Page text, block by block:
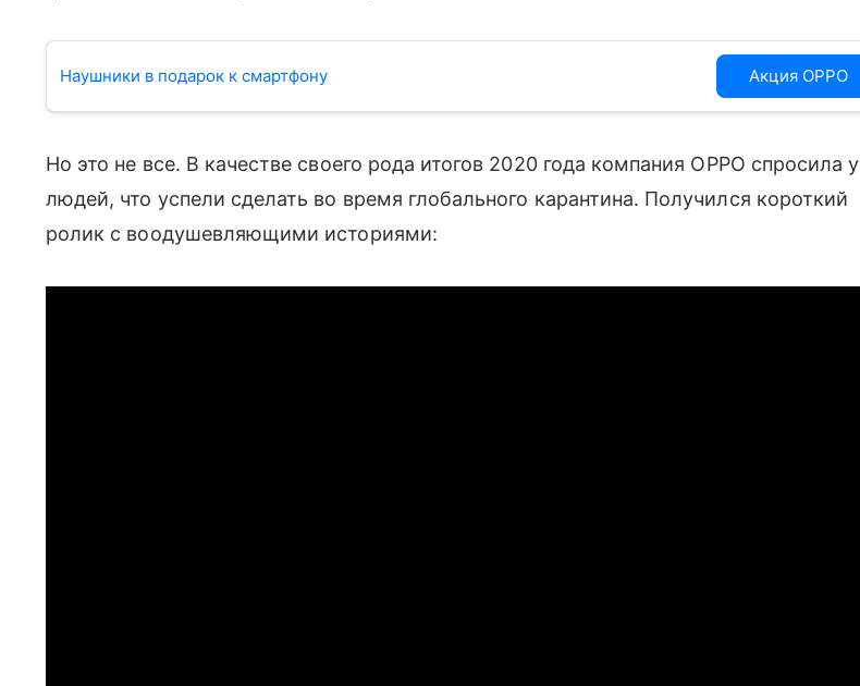
Наушники в подарок к смартфону Акция OPPO
Но это не все. В качестве своего рода итогов 2020 года компания OPPO спросила у
людей, что успели сделать во время глобального карантина. Получился короткий
ролик с воодушевляющими историями: